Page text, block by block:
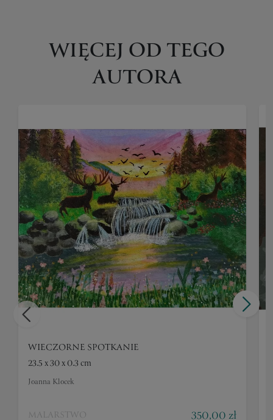
WIĘCEJ OD TEGO
AUTORA
WIECZORNE SPOTKANIE
23.5 x 30 x 0.3 cm
Joanna Klocek
MALARSTWO 350,00 zł